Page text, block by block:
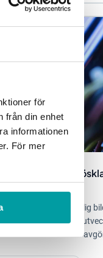
för
från din enhet
informationen
För mer
i styrningen –
har en tydlig
vad som behöver
Men